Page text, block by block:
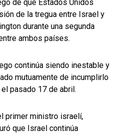
de que Estados Unidos
de la tregua entre Israel y
durante una segunda
ambos países.
continúa siendo inestable y
mutuamente de incumplirlo
pasado 17 de abril.
primer ministro israelí,
que Israel continúa